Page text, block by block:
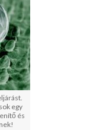
egy
és